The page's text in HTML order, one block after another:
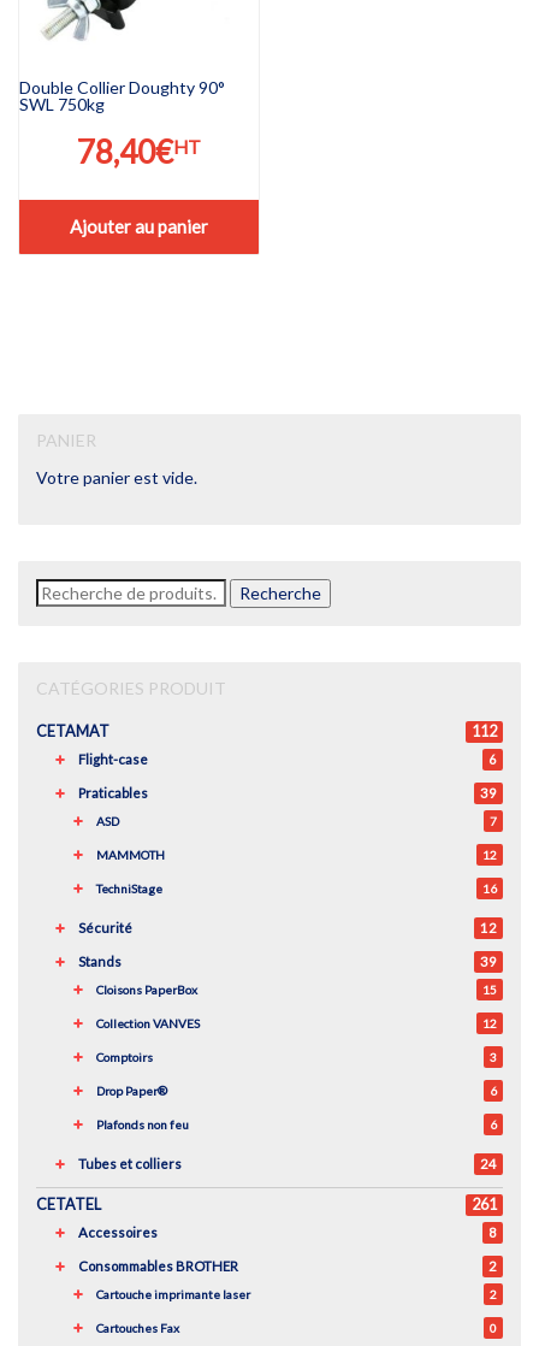
Double Collier Doughty 90°
SWL 750kg
78,40€HT
Ajouter au panier
PANIER
Votre panier est vide.
Recherche
pour :
Recherche
CATÉGORIES PRODUIT
CETAMAT 112
Flight-case 6
Praticables 39
ASD 7
MAMMOTH 12
TechniStage 16
Sécurité 12
Stands 39
Cloisons PaperBox 15
Collection VANVES 12
Comptoirs 3
Drop Paper® 6
Plafonds non feu 6
Tubes et colliers 24
CETATEL 261
Accessoires 8
Consommables BROTHER 2
Cartouche imprimante laser 2
Cartouches Fax 0